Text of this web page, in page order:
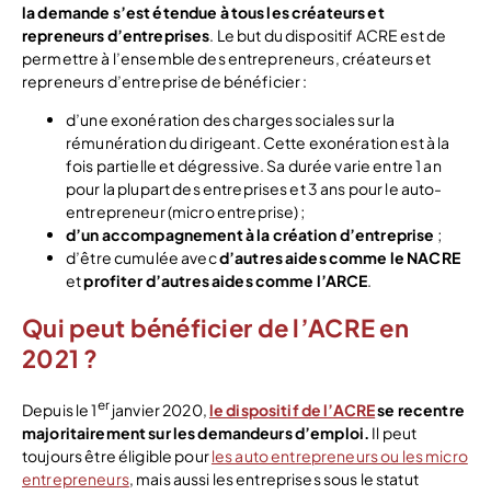
la demande s’est étendue à tous les créateurs et
repreneurs d’entreprises. Le but du dispositif ACRE est de
permettre à l’ensemble des entrepreneurs, créateurs et
repreneurs d’entreprise de bénéficier :
d’une exonération des charges sociales sur la
rémunération du dirigeant. Cette exonération est à la
fois partielle et dégressive. Sa durée varie entre 1 an
pour la plupart des entreprises et 3 ans pour le auto-
entrepreneur (micro entreprise) ;
d’un accompagnement à la création d’entreprise ;
d’être cumulée avecd’autres aides comme le NACRE
etprofiter d’autres aides comme l’ARCE.
Qui peut bénéficier de l’ACRE en
2021 ?
Depuis le 1erjanvier 2020,le dispositif de l’ACREse recentre
majoritairement sur les demandeurs d’emploi. Il peut
toujours être éligible pourles auto entrepreneurs ou les micro
entrepreneurs, mais aussi les entreprises sous le statut